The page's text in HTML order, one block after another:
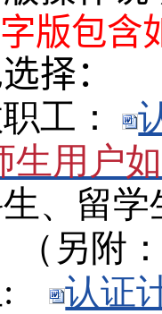
版包含
择：
职工：
生用户如
、留
（另附
: 认证